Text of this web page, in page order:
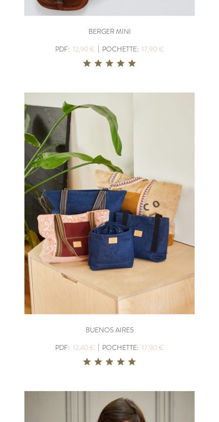
BERGER MINI
PDF: 12,90 € | POCHETTE: 17,90 €
BUENOS AIRES
PDF: 12,40 € | POCHETTE: 17,90 €